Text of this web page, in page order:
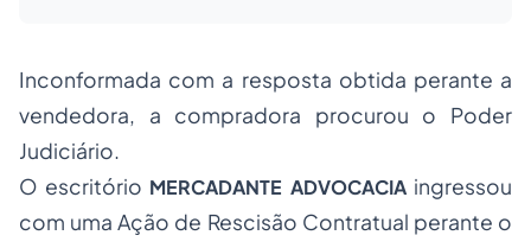
Inconformada com a resposta obtida perante a
vendedora, a compradora procurou o Poder
Judiciário.
O escritório MERCADANTE ADVOCACIAingressou
com uma Ação de Rescisão Contratual perante o